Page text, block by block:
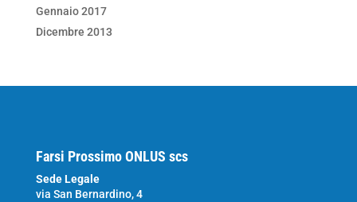
Gennaio 2017
Dicembre 2013
Farsi Prossimo ONLUS scs
Sede Legale
via San Bernardino, 4